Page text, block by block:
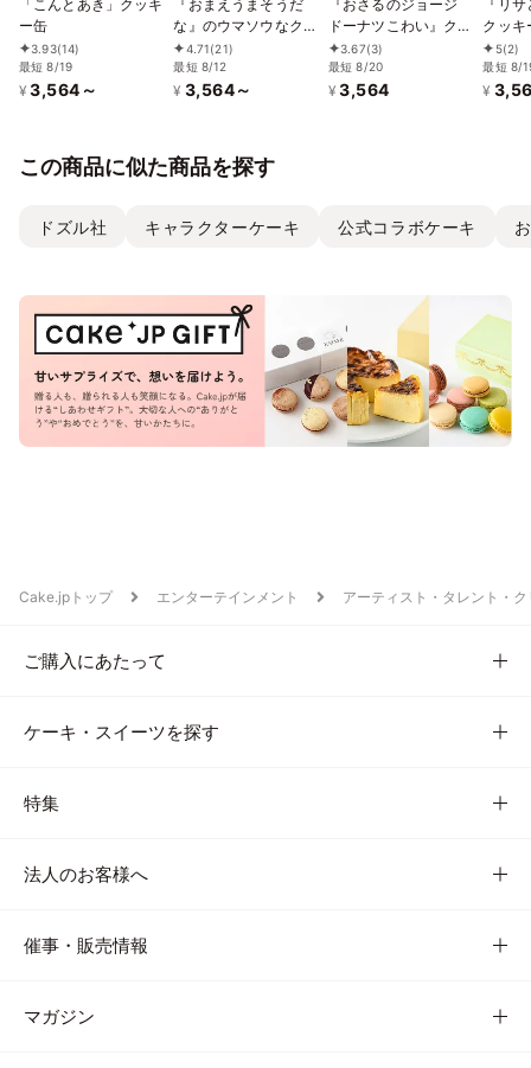
「こんとあき」クッキ
ー缶
3.93(14)
最短 8/19
¥ 3,564～
『おまえうまそうだ
な』のウマソウなクッ
キー缶
4.71(21)
最短 8/12
¥ 3,564～
『おさるのジョージ
ドーナツこわい』クッ
キー缶
3.67(3)
最短 8/20
¥ 3,564
『リ
クッキ
5(2)
最短 8/
¥
この商品に似た商品を探す
ドズル社 キャラクターケーキ 公式コラボケーキ
Cake.jpトップ エンターテインメント アーティスト・タレント・
ご購入にあたって
ケーキ・スイーツを探す
特集
法人のお客様へ
催事・販売情報
マガジン